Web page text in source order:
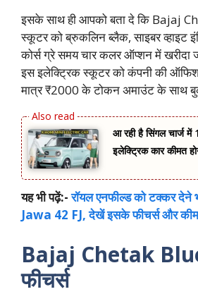
इसके साथ ही आपको बता दे कि Bajaj
स्कूटर को ब्रुकलिन ब्लैक, साइबर व्हाइट
कोर्स ग्रे समय चार कलर ऑप्शन में
इस इलेक्ट्रिक स्कूटर को कंपनी की
मात्र ₹2000 के टोकन अमाउंट के साथ
आ रही है सिंगल चार्ज
इलेक्ट्रिक कार कीमत
यह भी पढ़ें:-रॉयल एनफील्ड को टक्कर देने
Jawa 42 FJ, देखें इसके फीचर्स और
Bajaj Chetak
फीचर्स